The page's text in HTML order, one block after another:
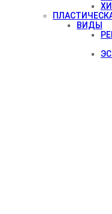
ВИДЫ